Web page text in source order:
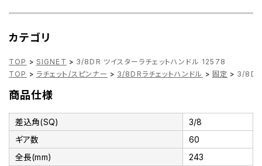
カテゴリ
TOP > SIGNET > 3/8DR ツイスターラチェットハンドル 12578
TOP > ラチェット/スピンナー > 3/8DRラチェットハンドル > 固定 > 3/8DR
商品仕様
差込角(SQ)
3/8
ギア数
60
全長(mm)
243